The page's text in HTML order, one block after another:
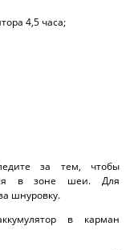
4,5 часа;
за тем, чтобы
в зоне шеи. Для
шнуровку.
в карман